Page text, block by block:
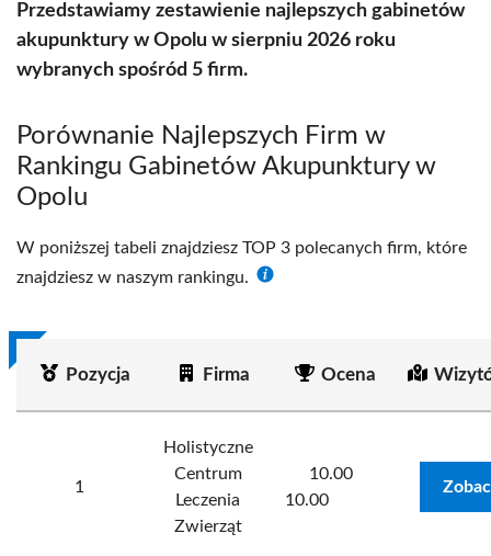
Przedstawiamy zestawienie najlepszych gabinetów
akupunktury w Opolu w sierpniu 2026 roku
wybranych spośród 5 firm.
Porównanie Najlepszych Firm w
Rankingu Gabinetów Akupunktury w
Opolu
W poniższej tabeli znajdziesz TOP 3 polecanych firm, które
znajdziesz w naszym rankingu.
Pozycja Firma Ocena
1
Holistyczne
Centrum
Leczenia
Zwierząt
10.00
10.00